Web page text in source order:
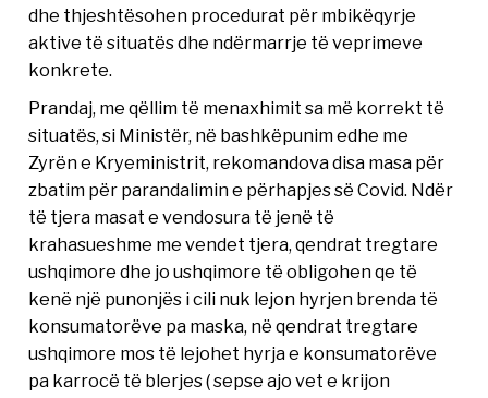
dhe thjeshtësohen procedurat për mbikëqyrje
aktive të situatës dhe ndërmarrje të veprimeve
konkrete.
Prandaj, me qëllim të menaxhimit sa më korrekt të
situatës, si Ministër, në bashkëpunim edhe me
Zyrën e Kryeministrit, rekomandova disa masa për
zbatim për parandalimin e përhapjes së Covid. Ndër
të tjera masat e vendosura të jenë të
krahasueshme me vendet tjera, qendrat tregtare
ushqimore dhe jo ushqimore të obligohen qe të
kenë një punonjës i cili nuk lejon hyrjen brenda të
konsumatorëve pa maska, në qendrat tregtare
ushqimore mos të lejohet hyrja e konsumatorëve
pa karrocë të blerjes ( sepse ajo vet e krijon